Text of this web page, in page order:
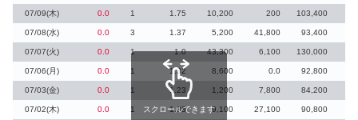
07/09(木) 0.0 1 1.75 10,200 200 103,400
07/08(水) 0.0 3 1.37 5,200 41,800 93,400
07/07(火) 0.0 1 1.0 43,300 6,100 130,000
07/06(月) 0.0 1 1.32 8,600 0.0 92,800
07/03(金) 0.0 1 1.23 1,200 7,800 84,200
07/02(木) 0.0 1 1.33 9,100 27,100 90,800
スクロールできます